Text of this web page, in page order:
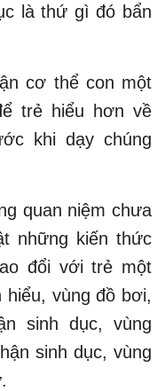
là thứ gì đó bẩn
cơ thể con một
trẻ hiểu hơn về
khi dạy chúng
quan niệm chưa
những kiến thức
đổi với trẻ một
hiểu, vùng đồ bơi,
sinh dục, vùng
sinh dục, vùng